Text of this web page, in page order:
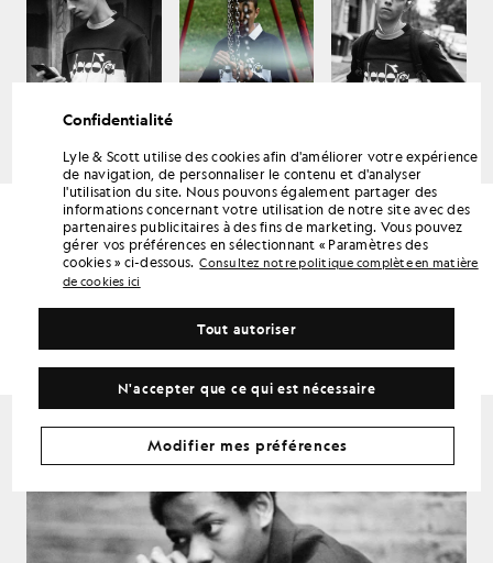
LYLE & SCOTT DIADORA
Printemps-Été 2019
LYLE & SCOTT DIADORA
Printemps-Été 2019
Confidentialité
Lyle & Scott utilise des cookies afin d'améliorer votre expérience
de navigation, de personnaliser le contenu et d'analyser
l'utilisation du site. Nous pouvons également partager des
informations concernant votre utilisation de notre site avec des
partenaires publicitaires à des fins de marketing. Vous pouvez
gérer vos préférences en sélectionnant « Paramètres des
cookies » ci-dessous. Consultez notre politique complète en matière
de cookies ici
N'accepter que ce qui est nécessaire
Tout autoriser
Modifier mes préférences